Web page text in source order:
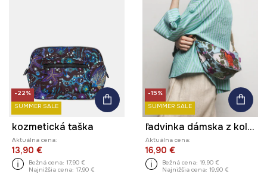
-22%
SUMMER SALE
kozmetická taška
Aktuálna cena:
13,90 €
Bežná cena: 17,90 €
Najnižšia cena: 17,90 €
-15%
SUMMER SALE
ľadvinka dámska z kolekcie Ilona Tambor x Medicine
Aktuálna cena:
16,90 €
Bežná cena: 19,90 €
Najnižšia cena: 19,90 €